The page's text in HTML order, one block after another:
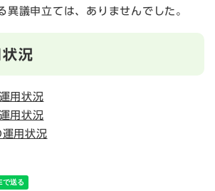
異議申立ては、ありませんでした。
況
用状況
用状況
用状況